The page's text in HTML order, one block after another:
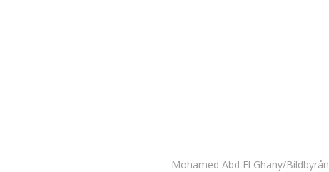
Mohamed Abd El Ghany/Bildbyrån